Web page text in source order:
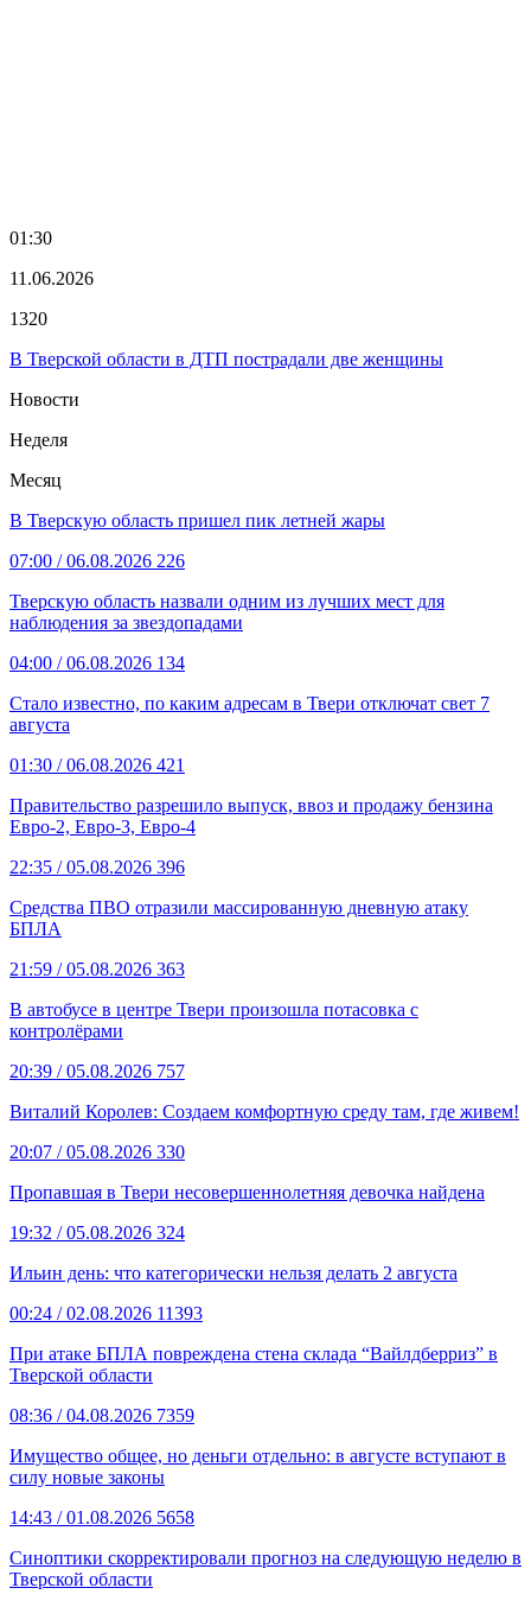
01:30
11.06.2026
1320
В Тверской области в ДТП пострадали две женщины
Новости
Неделя
Месяц
В Тверскую область пришел пик летней жары
07:00 / 06.08.2026 226
Тверскую область назвали одним из лучших мест для
наблюдения за звездопадами
04:00 / 06.08.2026 134
Стало известно, по каким адресам в Твери отключат свет 7
августа
01:30 / 06.08.2026 421
Правительство разрешило выпуск, ввоз и продажу бензина
Евро-2, Евро-3, Евро-4
22:35 / 05.08.2026 396
Средства ПВО отразили массированную дневную атаку
БПЛА
21:59 / 05.08.2026 363
В автобусе в центре Твери произошла потасовка с
контролёрами
20:39 / 05.08.2026 757
Виталий Королев: Создаем комфортную среду там, где живем!
20:07 / 05.08.2026 330
Пропавшая в Твери несовершеннолетняя девочка найдена
19:32 / 05.08.2026 324
Ильин день: что категорически нельзя делать 2 августа
00:24 / 02.08.2026 11393
При атаке БПЛА повреждена стена склада “Вайлдберриз” в
Тверской области
08:36 / 04.08.2026 7359
Имущество общее, но деньги отдельно: в августе вступают в
силу новые законы
14:43 / 01.08.2026 5658
Синоптики скорректировали прогноз на следующую неделю в
Тверской области